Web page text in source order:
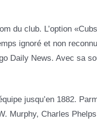
du club. L’option
ignoré et non
Daily News. Avec sa
jusqu’en 1882.
Murphy, Charles